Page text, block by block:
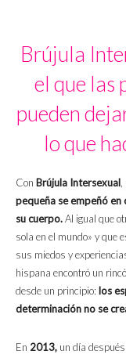
Brújula
el que las
pueden
lo que
Con Brújula Intersexual,
pequeña se empeñó en
su cuerpo.Al igual que
sola en el mundo» y que
sus miedos y
hispana encontró un
desde un principio: los
determinación no se
En 2013, un día